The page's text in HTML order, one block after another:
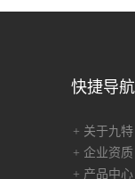
快捷导航
+ 关于九特
+ 企业资质
+ 产品中心